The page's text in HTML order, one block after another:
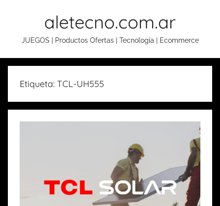
aletecno.com.ar
JUEGOS | Productos Ofertas | Tecnología | Ecommerce
Etiqueta: TCL-UH555